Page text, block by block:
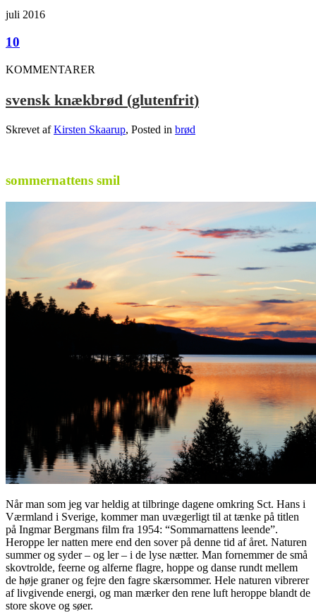
juli 2016
10
KOMMENTARER
svensk knækbrød (glutenfrit)
Skrevet afKirsten Skaarup, Posted in brød
sommernattens smil
Når man som jeg var heldig at tilbringe dagene omkring Sct. Hans i
Værmland i Sverige, kommer man uvægerligt til at tænke på titlen
på Ingmar Bergmans film fra 1954: “Sommarnattens leende”.
Heroppe ler natten mere end den sover på denne tid af året. Naturen
summer og syder – og ler – i de lyse nætter. Man fornemmer de små
skovtrolde, feerne og alferne flagre, hoppe og danse rundt mellem
de høje graner og fejre den fagre skærsommer. Hele naturen vibrerer
af livgivende energi, og man mærker den rene luft heroppe blandt de
store skove og søer.